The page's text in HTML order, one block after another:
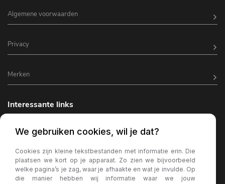
Algemene voorwaarden
Privacy
Merken
Interessante links
Horeca inrichting
Horeca terrasverlichting
Kantine inrichting
We gebruiken cookies, wil je dat?
Cookies zijn kleine tekstbestanden met informatie erin. Die
plaatsen we kort op je apparaat. Zo zien we bijvoorbeeld
welke pagina’s je zag, waar je afhaakte en wat je invulde. Op
die manier hebben wij informatie waar we jouw